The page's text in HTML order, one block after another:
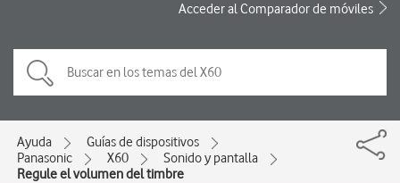
Acceder al Comparador de móviles
Ayuda
Guías de dispositivos
Panasonic
X60
Sonido y pantalla
Regule el volumen del timbre